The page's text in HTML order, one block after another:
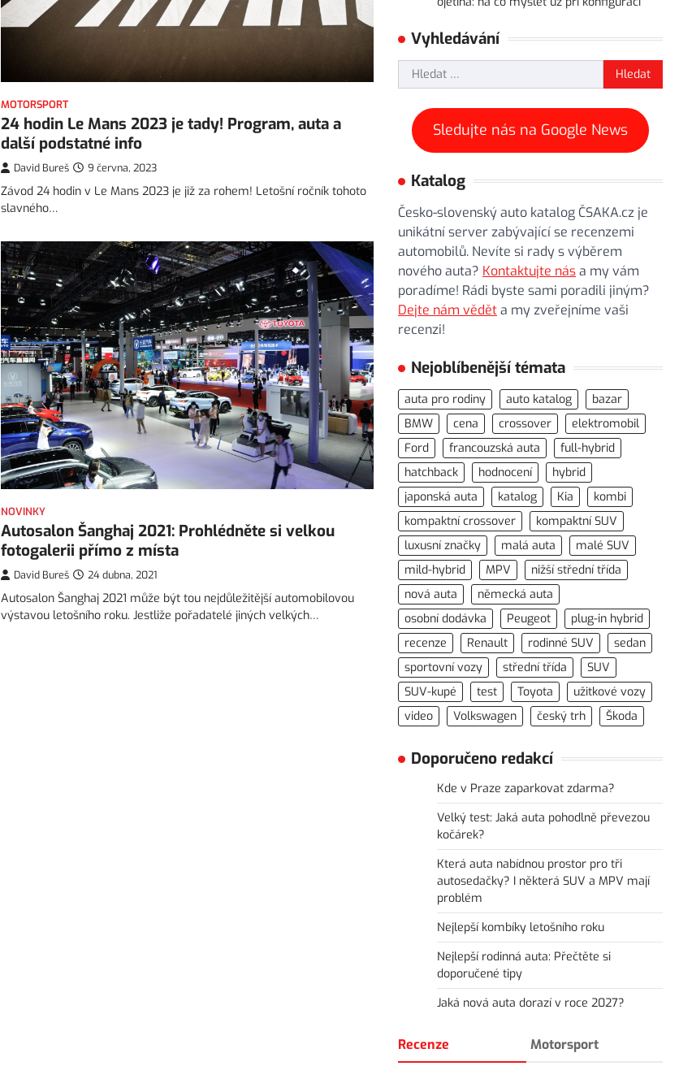
MOTORSPORT
24 hodin Le Mans 2023 je tady! Program, auta a
další podstatné info
David Bureš 9 června, 2023
Závod 24 hodin v Le Mans 2023 je již za rohem! Letošní ročník tohoto
slavného…
NOVINKY
Autosalon Šanghaj 2021: Prohlédněte si velkou
fotogalerii přímo z místa
David Bureš 24 dubna, 2021
Autosalon Šanghaj 2021 může být tou nejdůležitější automobilovou
výstavou letošního roku. Jestliže pořadatelé jiných velkých…
Vyhledávání
Vyhledávání
Sledujte nás na Google News
Katalog
Česko-slovenský auto katalog ČSAKA.cz je
unikátní server zabývající se recenzemi
automobilů. Nevíte si rady s výběrem
nového auta? Kontaktujte nása my vám
poradíme! Rádi byste sami poradili jiným?
Dejte nám věděta my zveřejníme vaši
recenzi!
Nejoblíbenější témata
auta pro rodiny auto katalog
bazar
BMW
cena crossover
elektromobil
Ford
francouzská auta
full-hybrid
hatchback
hodnocení
hybrid
japonská auta
katalog Kia
kombi
kompaktní crossover
kompaktní SUV
luxusní značky
malá auta
malé SUV
mild-hybrid
MPV
nižší střední třída
nová auta
německá auta
osobní dodávka
Peugeot
plug-in hybrid
recenze
Renault rodinné SUV
sedan
sportovní vozy
střední třída
SUV
SUV-kupé
test Toyota
užitkové vozy
video
Volkswagen český trh Škoda
Doporučeno redakcí
Kde v Praze zaparkovat zdarma?
Velký test: Jaká auta pohodlně převezou
kočárek?
Která auta nabídnou prostor pro tři
autosedačky? I některá SUV a MPV mají
problém
Nejlepší kombíky letošního roku
Nejlepší rodinná auta: Přečtěte si
doporučené tipy
Jaká nová auta dorazí v roce 2027?
Recenze Motorsport